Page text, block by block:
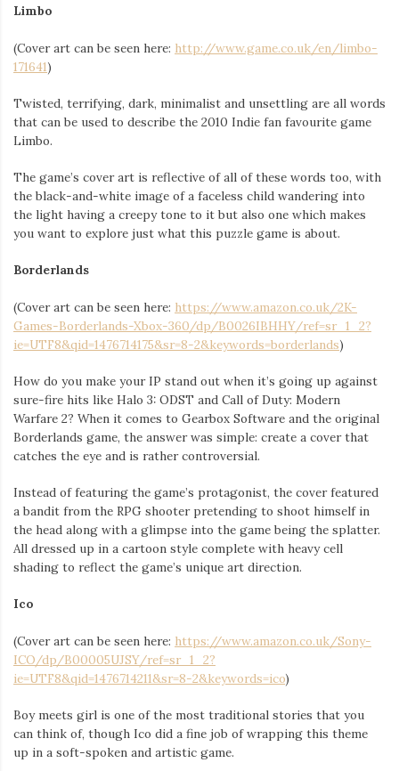
Limbo
(Cover art can be seen here: http://www.game.co.uk/en/limbo-
171641)
Twisted, terrifying, dark, minimalist and unsettling are all words
that can be used to describe the 2010 Indie fan favourite game
Limbo.
The game’s cover art is reflective of all of these words too, with
the black-and-white image of a faceless child wandering into
the light having a creepy tone to it but also one which makes
you want to explore just what this puzzle game is about.
Borderlands
(Cover art can be seen here: https://www.amazon.co.uk/2K-
Games-Borderlands-Xbox-360/dp/B0026IBHHY/ref=sr_1_2?
ie=UTF8&qid=1476714175&sr=8-2&keywords=borderlands)
How do you make your IP stand out when it’s going up against
sure-fire hits like Halo 3: ODST and Call of Duty: Modern
Warfare 2? When it comes to Gearbox Software and the original
Borderlands game, the answer was simple: create a cover that
catches the eye and is rather controversial.
Instead of featuring the game’s protagonist, the cover featured
a bandit from the RPG shooter pretending to shoot himself in
the head along with a glimpse into the game being the splatter.
All dressed up in a cartoon style complete with heavy cell
shading to reflect the game’s unique art direction.
Ico
(Cover art can be seen here: https://www.amazon.co.uk/Sony-
ICO/dp/B00005UJSY/ref=sr_1_2?
ie=UTF8&qid=1476714211&sr=8-2&keywords=ico)
Boy meets girl is one of the most traditional stories that you
can think of, though Ico did a fine job of wrapping this theme
up in a soft-spoken and artistic game.